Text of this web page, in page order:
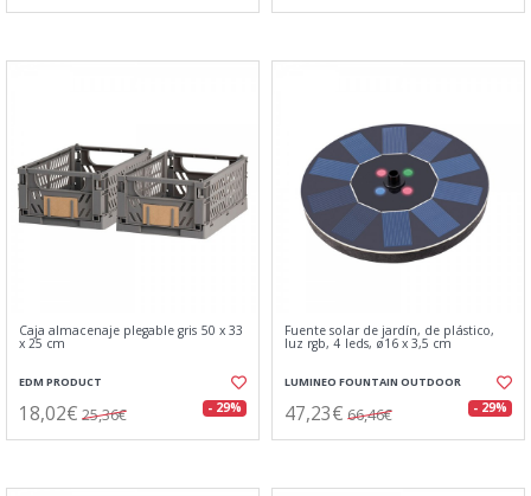
Caja almacenaje plegable gris 50 x 33
x 25 cm
EDM PRODUCT
18,02€ 25,36€ - 29%
Fuente solar de jardín, de plástico,
luz rgb, 4 leds, ø16 x 3,5 cm
LUMINEO FOUNTAIN OUTDOOR
47,23€ 66,46€ - 29%